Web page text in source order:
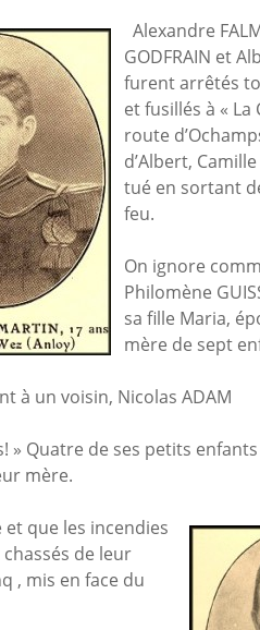
Alexandre
GODFRAIN et
furent arrêtés
et fusillés à « La
route
d’Albert,
tué en sortant
feu.
On ignore
Philomène
sa fille Maria,
mère de sept
à un voisin, Nicolas ADAM
» Quatre de ses petits
mère.
que les incendies
de leur
, mis en face du